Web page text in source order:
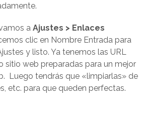
a Ajustes > Enlaces
clic en Nombre Entrada para
y listo. Ya tenemos las URL
sitio web preparadas para un mejor
Luego tendrás que «limpiarlas» de
etc. para que queden perfectas.